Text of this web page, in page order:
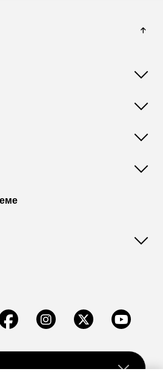
FacebookInstagramX Youtube